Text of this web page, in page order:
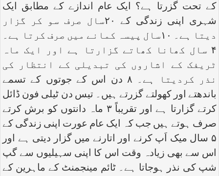
کے تحت گزرتا ہے؟ ایک عام اندازے کے مطابق ایک
شہری اپنی زندگی کے ۲۰سال صرف سو کر گزار
دیتا ہے۔ ۱۰سال پیسہ کمانے میں صرف کرتا ہے۔
۴ سال کھانا کھاتے گزارتا ہے اور ایک ماہ
ٹریفک کے اشاروں کی تبدیلی کے انتظار کی
نذر کردیتا ہے۔ ۸ دن اس کے جوتوں کے تسمے
باندھتے اور کھولتے گزرتے ہیں۔ تیس دن ٹیلی فون ڈائل
کرتے گزارتا ہے اور تقریباً ۳ ماہ دانتوں کو برش کرتے
صرف ہوتے ہیں جب کہ ایک عام عورت اپنی زندگی کے
۵ سال میک اَپ کرنے اور اتارنے میں گزار دیتی ہے اور
اس سے بھی زیادہ وقت اس کا اپنی سہیلیوں سے گپ
شپ کی نذر ہوجاتا ہے۔ ٹائم مینجمنٹ کے ماہرین کے